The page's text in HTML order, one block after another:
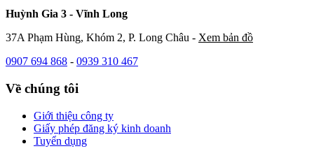
Huỳnh Gia 3 - Vĩnh Long
37A Phạm Hùng, Khóm 2, P. Long Châu - Xem bản đồ
0907 694 868 - 0939 310 467
Về chúng tôi
Giới thiệu công ty
Giấy phép đăng ký kinh doanh
Tuyển dụng